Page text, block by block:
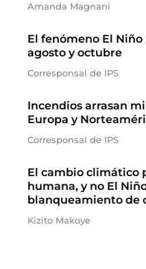
Amanda Magnani
El fenómeno El
agosto y octubre
Corresponsal de IPS
Incendios arrasan
Europa y
Corresponsal de IPS
El cambio climático
humana, y no El
blanqueamiento de
Kizito Makoye